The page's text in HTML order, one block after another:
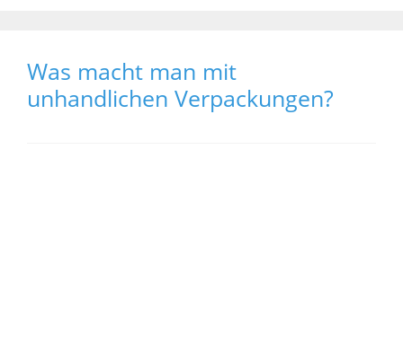
Was macht man mit
unhandlichen Verpackungen?